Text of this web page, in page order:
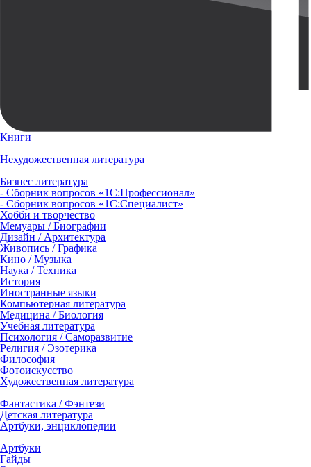
Книги
Нехудожественная литература
Бизнес литература
- Сборник вопросов «1С:Профессионал»
- Сборник вопросов «1С:Специалист»
Хобби и творчество
Мемуары / Биографии
Дизайн / Архитектура
Живопись / Графика
Кино / Музыка
Наука / Техника
История
Иностранные языки
Компьютерная литература
Медицина / Биология
Учебная литература
Психология / Саморазвитие
Религия / Эзотерика
Философия
Фотоискусство
Художественная литература
Фантастика / Фэнтези
Детская литература
Артбуки, энциклопедии
Артбуки
Гайды